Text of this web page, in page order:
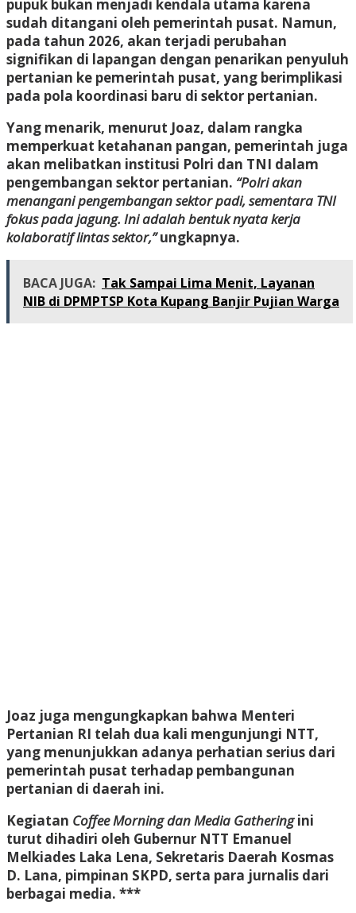
pupuk bukan menjadi kendala utama karena
sudah ditangani oleh pemerintah pusat. Namun,
pada tahun 2026, akan terjadi perubahan
signifikan di lapangan dengan penarikan penyuluh
pertanian ke pemerintah pusat, yang berimplikasi
pada pola koordinasi baru di sektor pertanian.
Yang menarik, menurut Joaz, dalam rangka
memperkuat ketahanan pangan, pemerintah juga
akan melibatkan institusi Polri dan TNI dalam
pengembangan sektor pertanian. “Polri akan
menangani pengembangan sektor padi, sementara TNI
fokus pada jagung. Ini adalah bentuk nyata kerja
kolaboratif lintas sektor,”ungkapnya.
BACA JUGA: Tak Sampai Lima Menit, Layanan
NIB di DPMPTSP Kota Kupang Banjir Pujian Warga
Joaz juga mengungkapkan bahwa Menteri
Pertanian RI telah dua kali mengunjungi NTT,
yang menunjukkan adanya perhatian serius dari
pemerintah pusat terhadap pembangunan
pertanian di daerah ini.
Kegiatan Coffee Morning dan Media Gatheringini
turut dihadiri oleh Gubernur NTT Emanuel
Melkiades Laka Lena, Sekretaris Daerah Kosmas
D. Lana, pimpinan SKPD, serta para jurnalis dari
berbagai media. ***